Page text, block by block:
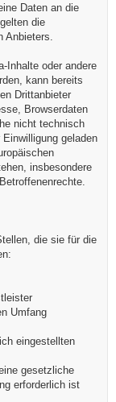
Daten an die
die
Anbieters.
Inhalte oder andere
kann bereits
Drittanbieter
Browserdaten
nicht technisch
geladen
insbesondere
die sie für die
Umfang
eingestellten
gesetzliche
erforderlich ist